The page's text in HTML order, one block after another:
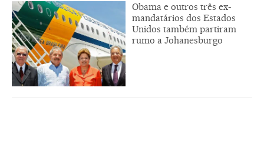
Obama e outros três ex-
mandatários dos Estados
Unidos também partiram
rumo a Johanesburgo